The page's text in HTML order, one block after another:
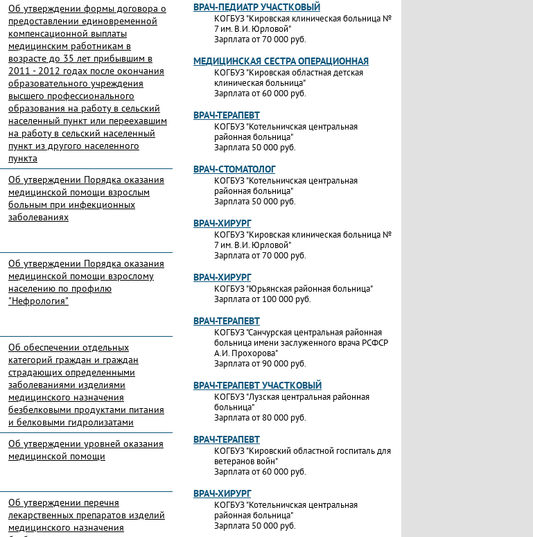
Об утверждении формы договора о
предоставлении единовременной
компенсационной выплаты
медицинским работникам в
возрасте до 35 лет прибывшим в
2011 - 2012 годах после окончания
образовательного учреждения
высшего профессионального
образования на работу в сельский
населенный пункт или переехавшим
на работу в сельский населенный
пункт из другого населенного
пункта
Об утверждении Порядка оказания
медицинской помощи взрослым
больным при инфекционных
заболеваниях
Об утверждении Порядка оказания
медицинской помощи взрослому
населению по профилю
"Нефрология"
Об обеспечении отдельных
категорий граждан и граждан
страдающих определенными
заболеваниями изделиями
медицинского назначения
безбелковыми продуктами питания
и белковыми гидролизатами
Об утверждении уровней оказания
медицинской помощи
Об утверждении перечня
лекарственных препаратов изделий
медицинского назначения
ВРАЧ-ПЕДИАТР УЧАСТКОВЫЙ
КОГБУЗ "Кировская клиническая больница №
7 им. В.И. Юрловой"
Зарплата от 70 000 руб.
МЕДИЦИНСКАЯ СЕСТРА ОПЕРАЦИОННАЯ
КОГБУЗ "Кировская областная детская
клиническая больница"
Зарплата от 60 000 руб.
ВРАЧ-ТЕРАПЕВТ
КОГБУЗ "Котельничская центральная
районная больница"
Зарплата 50 000 руб.
ВРАЧ-СТОМАТОЛОГ
КОГБУЗ "Котельничская центральная
районная больница"
Зарплата 50 000 руб.
ВРАЧ-ХИРУРГ
КОГБУЗ "Кировская клиническая больница №
7 им. В.И. Юрловой"
Зарплата от 70 000 руб.
ВРАЧ-ХИРУРГ
КОГБУЗ "Юрьянская районная больница"
Зарплата от 100 000 руб.
ВРАЧ-ТЕРАПЕВТ
КОГБУЗ "Санчурская центральная районная
больница имени заслуженного врача РСФСР
А.И. Прохорова"
Зарплата от 90 000 руб.
ВРАЧ-ТЕРАПЕВТ УЧАСТКОВЫЙ
КОГБУЗ "Лузская центральная районная
больница"
Зарплата от 80 000 руб.
ВРАЧ-ТЕРАПЕВТ
КОГБУЗ "Кировский областной госпиталь для
ветеранов войн"
Зарплата от 60 000 руб.
ВРАЧ-ХИРУРГ
КОГБУЗ "Котельничская центральная
районная больница"
Зарплата 50 000 руб.